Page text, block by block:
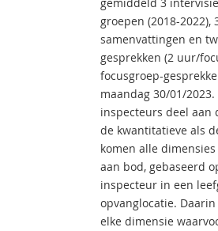
groepen (2018-2022),
samenvattingen en
gesprekken (2 uur/
focusgroep-
maandag 30/01/
inspecteurs deel aan
de kwantitatieve als
komen alle
aan bod, gebaseerd
inspecteur in een
opvanglocatie.
elke dimensie